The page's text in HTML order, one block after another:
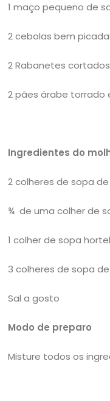
1 maço pequeno de
2 cebolas bem
2 Rabanetes
2 pães árabe torrado
Ingredientes do
2 colheres de sopa
¾ de uma colher de
1 colher de sopa
3 colheres de sopa
Sal a gosto
Modo de preparo
Misture todos os